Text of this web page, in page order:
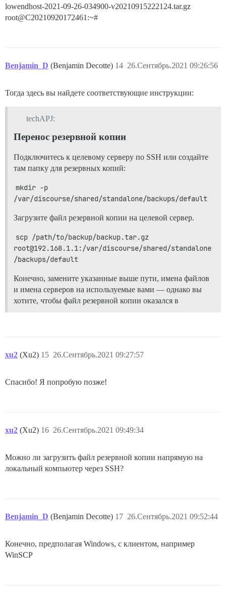
lowendhost-2021-09-26-034900-v20210915222124.tar.gz
root@C20210920172461:~#
Benjamin_D (Benjamin Decotte) 26.Сентябрь.2021 09:26:56
14
Тогда здесь вы найдете соответствующие инструкции:
techAPJ:
Перенос резервной копии
Подключитесь к целевому серверу по SSH или создайте
там папку для резервных копий:
mkdir -p
/var/discourse/shared/standalone/backups/default
Загрузите файл резервной копии на целевой сервер.
scp /path/to/backup/backup.tar.gz
root@192.168.1.1:/var/discourse/shared/standalone
/backups/default
Конечно, замените указанные выше пути, имена файлов
и имена серверов на используемые вами — однако вы
хотите, чтобы файл резервной копии оказался в
xu2 (Xu2) 26.Сентябрь.2021 09:27:57
15
Спасибо! Я попробую позже!
xu2 (Xu2) 26.Сентябрь.2021 09:49:34
16
Можно ли загрузить файл резервной копии напрямую на
локальный компьютер через SSH?
Benjamin_D (Benjamin Decotte) 26.Сентябрь.2021 09:52:44
17
Конечно, предполагая Windows, с клиентом, например
WinSCP